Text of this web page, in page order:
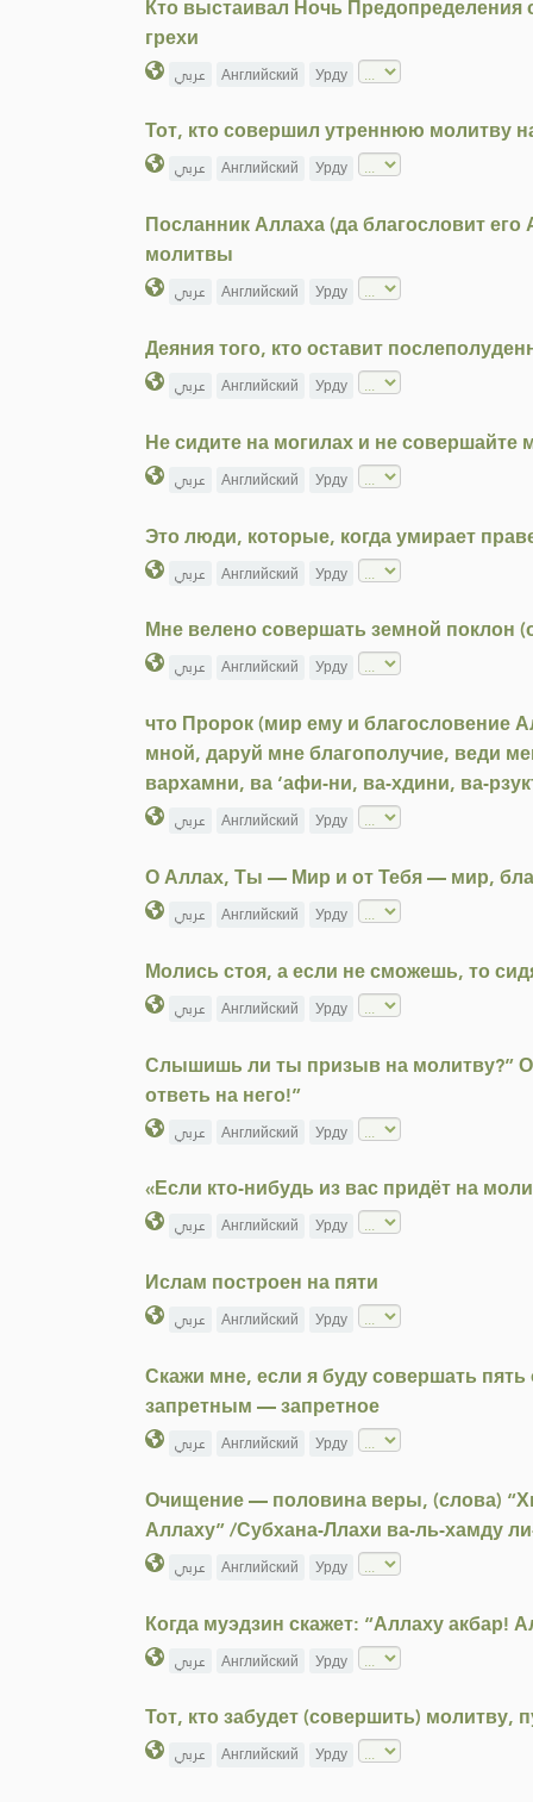
Кто выстаивал Ночь
грехи
عربي Английский Урду
Тот, кто совершил утреннюю молитву
عربي Английский Урду
Посланник Аллаха (да благословит
молитвы
عربي Английский Урду
Деяния того, кто оставит
عربي Английский Урду
Не сидите на могилах и не
عربي Английский Урду
Это люди, которые, когда умирает
عربي Английский Урду
Мне велено совершать земной поклон
عربي Английский Урду
что Пророк (мир ему и благословение
мной, даруй мне благополучие, веди
вархамни, ва ‘афи-ни, ва-хдини, ва-
عربي Английский Урду
О Аллах, Ты — Мир и от Тебя — мир,
عربي Английский Урду
Молись стоя, а если не сможешь, то
عربي Английский Урду
Слышишь ли ты призыв на молитву?” Он
ответь на него!”
عربي Английский Урду
«Если кто-нибудь из вас придёт на
عربي Английский Урду
Ислам построен на пяти
عربي Английский Урду
Скажи мне, если я буду совершать
запретным — запретное
عربي Английский Урду
Очищение — половина веры, (слова)
Аллаху” /Субхана-Ллахи ва-ль-хамду
عربي Английский Урду
Когда муэдзин скажет: “Аллаху акбар!
عربي Английский Урду
Тот, кто забудет (совершить) молитву,
عربي Английский Урду